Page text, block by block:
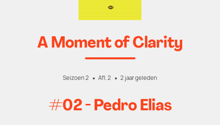
A Moment of Clarity
Seizoen 2 Afl. 2 2 jaar geleden
#02 - Pedro Elias